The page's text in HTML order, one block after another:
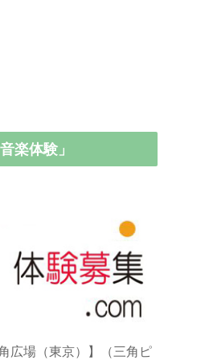
楽体験」
広場（東京）】（三角ピ